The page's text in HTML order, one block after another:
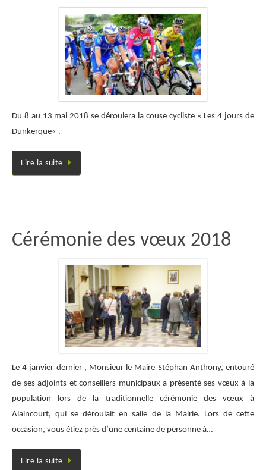
Du 8 au 13 mai 2018 se déroulera la couse cycliste « Les 4 jours de
Dunkerque« .
Lire la suite
Cérémonie des vœux 2018
Le 4 janvier dernier , Monsieur le Maire Stéphan Anthony, entouré
de ses adjoints et conseillers municipaux a présenté ses vœux à la
population lors de la traditionnelle cérémonie des vœux à
Alaincourt, qui se déroulait en salle de la Mairie. Lors de cette
occasion, vous étiez près d’une centaine de personne à…
Lire la suite